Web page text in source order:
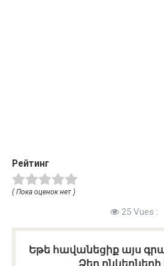
Рейтинг
( Пока оценок нет )
25 Vues :
Եթե հավանեցիք այս
Ձեր ընկերների